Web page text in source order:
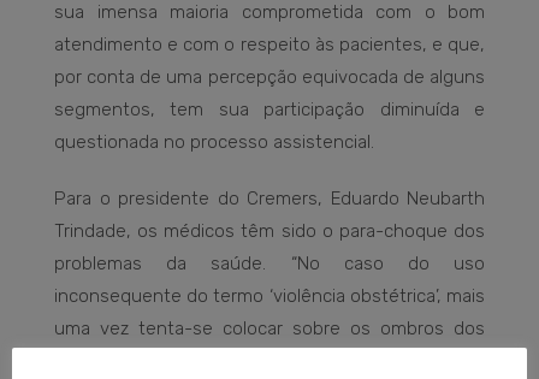
sua imensa maioria comprometida com o bom
atendimento e com o respeito às pacientes, e que,
por conta de uma percepção equivocada de alguns
segmentos, tem sua participação diminuída e
questionada no processo assistencial.
Para o presidente do Cremers, Eduardo Neubarth
Trindade, os médicos têm sido o para-choque dos
problemas da saúde. “No caso do uso
inconsequente do termo ‘violência obstétrica’, mais
uma vez tenta-se colocar sobre os ombros dos